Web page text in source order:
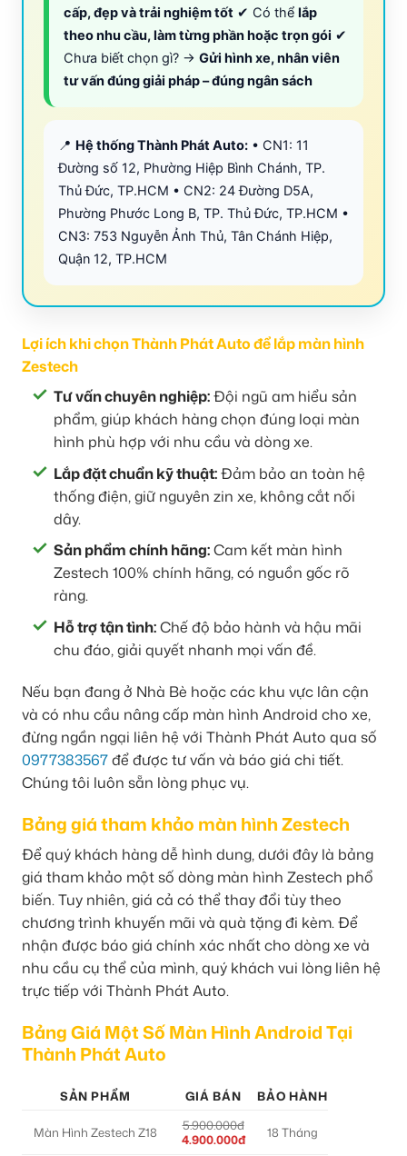
cấp, đẹp và trải nghiệm tốt ✔ Có thể lắp
theo nhu cầu, làm từng phần hoặc trọn gói ✔
Chưa biết chọn gì? → Gửi hình xe, nhân viên
tư vấn đúng giải pháp – đúng ngân sách
📍 Hệ thống Thành Phát Auto: • CN1: 11
Đường số 12, Phường Hiệp Bình Chánh, TP.
Thủ Đức, TP.HCM • CN2: 24 Đường D5A,
Phường Phước Long B, TP. Thủ Đức, TP.HCM •
CN3: 753 Nguyễn Ảnh Thủ, Tân Chánh Hiệp,
Quận 12, TP.HCM
Lợi ích khi chọn Thành Phát Auto để lắp màn hình
Zestech
Tư vấn chuyên nghiệp:Đội ngũ am hiểu sản
phẩm, giúp khách hàng chọn đúng loại màn
hình phù hợp với nhu cầu và dòng xe.
Lắp đặt chuẩn kỹ thuật:Đảm bảo an toàn hệ
thống điện, giữ nguyên zin xe, không cắt nối
dây.
Sản phẩm chính hãng:Cam kết màn hình
Zestech 100% chính hãng, có nguồn gốc rõ
ràng.
Hỗ trợ tận tình:Chế độ bảo hành và hậu mãi
chu đáo, giải quyết nhanh mọi vấn đề.
Nếu bạn đang ở Nhà Bè hoặc các khu vực lân cận
và có nhu cầu nâng cấp màn hình Android cho xe,
đừng ngần ngại liên hệ với Thành Phát Auto qua số
0977383567để được tư vấn và báo giá chi tiết.
Chúng tôi luôn sẵn lòng phục vụ.
Bảng giá tham khảo màn hình Zestech
Để quý khách hàng dễ hình dung, dưới đây là bảng
giá tham khảo một số dòng màn hình Zestech phổ
biến. Tuy nhiên, giá cả có thể thay đổi tùy theo
chương trình khuyến mãi và quà tặng đi kèm. Để
nhận được báo giá chính xác nhất cho dòng xe và
nhu cầu cụ thể của mình, quý khách vui lòng liên hệ
trực tiếp với Thành Phát Auto.
Bảng Giá Một Số Màn Hình Android Tại
Thành Phát Auto
SẢN PHẨM GIÁ BÁN BẢO HÀNH
Màn Hình Zestech Z18
5.900.000đ
4.900.000đ
18 Tháng